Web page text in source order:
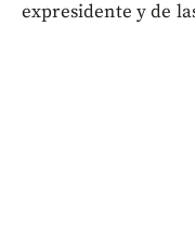
expresidente y de